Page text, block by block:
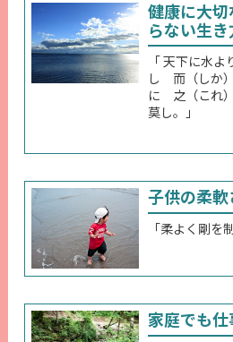
健康に大
らない生き
「 天下に水よ
し 而（しか
に 之（これ
莫し。」
子供の柔軟
「柔よく剛を
家庭でも